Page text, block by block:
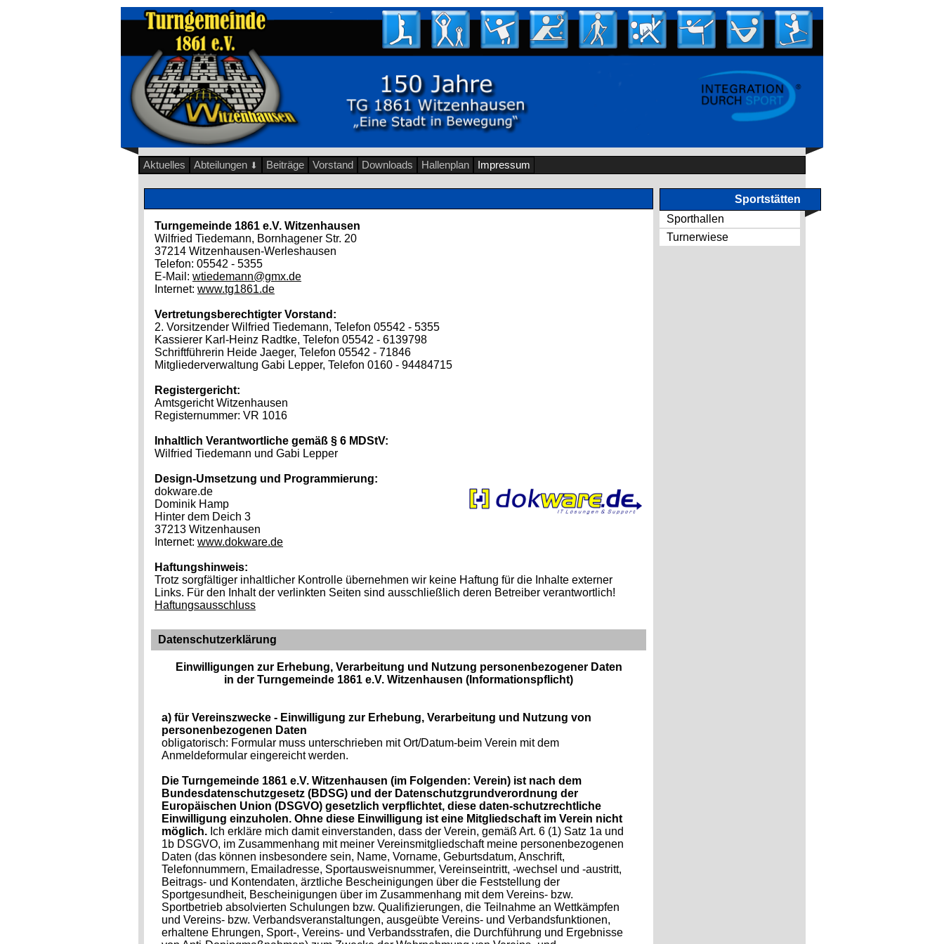
Aktuelles Abteilungen ⬇ Beiträge Vorstand Downloads Hallenplan Impressum
Turngemeinde 1861 e.V. Witzenhausen
Wilfried Tiedemann, Bornhagener Str. 20
37214 Witzenhausen-Werleshausen
Telefon: 05542 - 5355
E-Mail: wtiedemann@gmx.de
Internet: www.tg1861.de
Vertretungsberechtigter Vorstand:
2. Vorsitzender Wilfried Tiedemann, Telefon 05542 - 5355
Kassierer Karl-Heinz Radtke, Telefon 05542 - 6139798
Schriftführerin Heide Jaeger, Telefon 05542 - 71846
Mitgliederverwaltung Gabi Lepper, Telefon 0160 - 94484715
Registergericht:
Amtsgericht Witzenhausen
Registernummer: VR 1016
Inhaltlich Verantwortliche gemäß § 6 MDStV:
Wilfried Tiedemann und Gabi Lepper
Design-Umsetzung und Programmierung:
dokware.de
Dominik Hamp
Hinter dem Deich 3
37213 Witzenhausen
Internet: www.dokware.de
Haftungshinweis:
Trotz sorgfältiger inhaltlicher Kontrolle übernehmen wir keine Haftung für die Inhalte externer
Links. Für den Inhalt der verlinkten Seiten sind ausschließlich deren Betreiber verantwortlich!
Haftungsausschluss
Datenschutzerklärung
Einwilligungen zur Erhebung, Verarbeitung und Nutzung personenbezogener Daten
in der Turngemeinde 1861 e.V. Witzenhausen (Informationspflicht)
a) für Vereinszwecke - Einwilligung zur Erhebung, Verarbeitung und Nutzung von
personenbezogenen Daten
obligatorisch: Formular muss unterschrieben mit Ort/Datum-beim Verein mit dem
Anmeldeformular eingereicht werden.
Die Turngemeinde 1861 e.V. Witzenhausen (im Folgenden: Verein) ist nach dem
Bundesdatenschutzgesetz (BDSG) und der Datenschutzgrundverordnung der
Europäischen Union (DSGVO) gesetzlich verpflichtet, diese daten-schutzrechtliche
Einwilligung einzuholen. Ohne diese Einwilligung ist eine Mitgliedschaft im Verein nicht
möglich. Ich erkläre mich damit einverstanden, dass der Verein, gemäß Art. 6 (1) Satz 1a und
1b DSGVO, im Zusammenhang mit meiner Vereinsmitgliedschaft meine personenbezogenen
Daten (das können insbesondere sein, Name, Vorname, Geburtsdatum, Anschrift,
Telefonnummern, Emailadresse, Sportausweisnummer, Vereinseintritt, -wechsel und -austritt,
Beitrags- und Kontendaten, ärztliche Bescheinigungen über die Feststellung der
Sportgesundheit, Bescheinigungen über im Zusammenhang mit dem Vereins- bzw.
Sportbetrieb absolvierten Schulungen bzw. Qualifizierungen, die Teilnahme an Wettkämpfen
und Vereins- bzw. Verbandsveranstaltungen, ausgeübte Vereins- und Verbandsfunktionen,
erhaltene Ehrungen, Sport-, Vereins- und Verbandsstrafen, die Durchführung und Ergebnisse
Sportstätten
Sporthallen
Turnerwiese